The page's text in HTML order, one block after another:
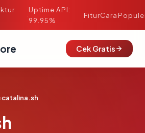
·
Uptime API:
99.95%
FiturCara
Cek Gratis
›catalina.sh